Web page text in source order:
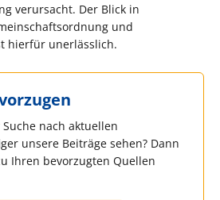
verursacht. Der Blick in
und
hierfür unerlässlich.
nach aktuellen
unsere Beiträge sehen? Dann
Ihren bevorzugten Quellen